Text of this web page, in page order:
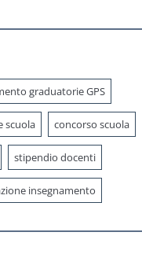
graduatorie GPS
scuola concorso scuola
stipendio docenti
insegnamento